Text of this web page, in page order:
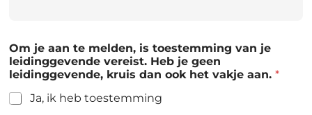
Om je aan te melden, is toestemming van je
leidinggevende vereist. Heb je geen
leidinggevende, kruis dan ook het vakje aan. *
Ja, ik heb toestemming